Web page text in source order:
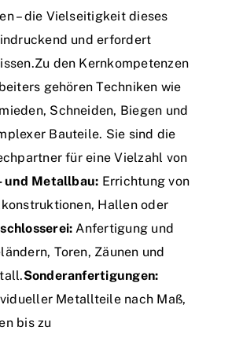
– die Vielseitigkeit dieses
und erfordert
den Kernkompetenzen
gehören Techniken wie
Schneiden, Biegen und
Bauteile. Sie sind die
für eine Vielzahl von
und Metallbau: Errichtung von
Hallen oder
Anfertigung und
Toren, Zäunen und
Sonderanfertigungen:
Metallteile nach Maß,
bis zu